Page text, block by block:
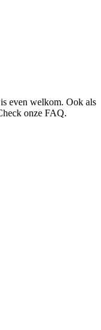
even welkom. Ook als
onze FAQ.